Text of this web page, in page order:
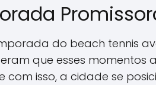
do beach tennis
que esses
com isso, a cidade se